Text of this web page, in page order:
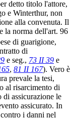
detto titolo l'attore,
e Winterthur, non
alla convenuta. Il
la norma dell'art. 96
di guarigione,
di
e seg., 73 II 39 e
, 81 II 167). Vero è
prevale la tesi,
al risarcimento di
di assicurazione le
assicurato. In
i danni nel